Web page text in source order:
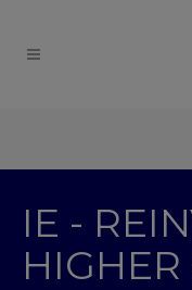
IE -